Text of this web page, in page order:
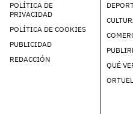
POLÍTICA DE
PRIVACIDAD
POLÍTICA DE COOKIES
PUBLICIDAD
REDACCIÓN
QUÉ